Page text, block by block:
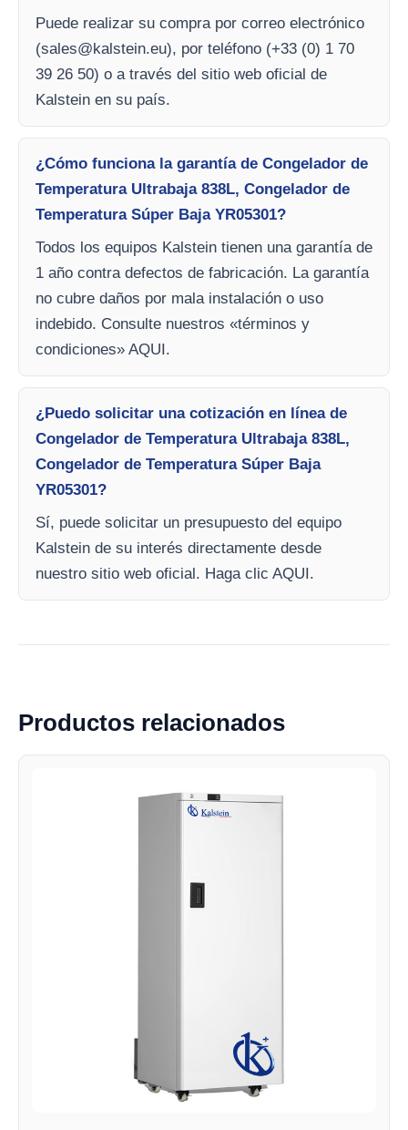
Puede realizar su compra por correo electrónico
(sales@kalstein.eu), por teléfono (+33 (0) 1 70
39 26 50) o a través del sitio web oficial de
Kalstein en su país.
¿Cómo funciona la garantía de Congelador de
Temperatura Ultrabaja 838L, Congelador de
Temperatura Súper Baja YR05301?
Todos los equipos Kalstein tienen una garantía de
1 año contra defectos de fabricación. La garantía
no cubre daños por mala instalación o uso
indebido. Consulte nuestros «términos y
condiciones» AQUI.
¿Puedo solicitar una cotización en línea de
Congelador de Temperatura Ultrabaja 838L,
Congelador de Temperatura Súper Baja
YR05301?
Sí, puede solicitar un presupuesto del equipo
Kalstein de su interés directamente desde
nuestro sitio web oficial. Haga clic AQUI.
Productos relacionados